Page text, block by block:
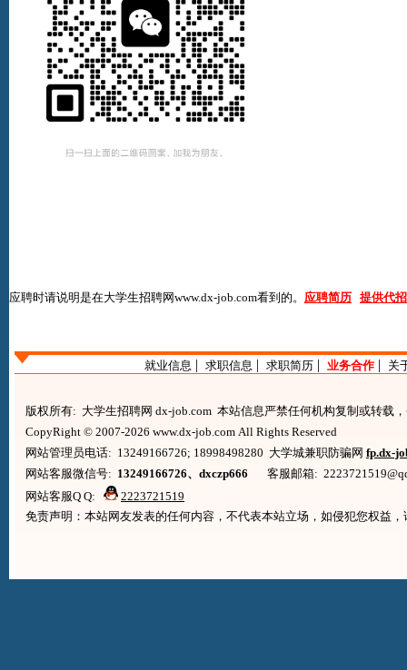
应聘时请说明是在大学生招聘网www.dx-job.com看到的。 应聘简历 提供代
就业信息 | 求职信息 | 求职简历| 业务合作| 关
版权所有: 大学生招聘网 dx-job.com 本站信息严禁任何机构复制或转载
CopyRight © 2007-2026 www.dx-job.com All Rights Reserved
网站管理员电话: 13249166726; 18998498280 大学城兼职防骗网 fp.dx-
网站客服微信号: 13249166726、dxczp666 客服邮箱:
网站客服Q Q:
2223721519
免责声明：本站网友发表的任何内容，不代表本站立场，如侵犯您权益